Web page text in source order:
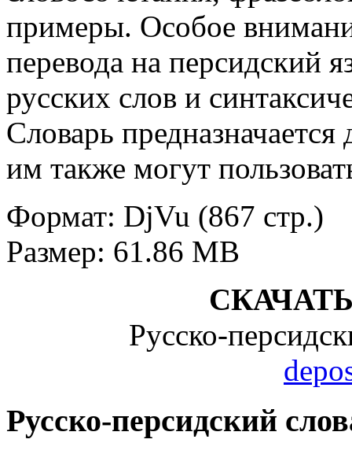
примеры. Особое
перевода на персидский
русских слов и
Словарь
им также могут
Формат: DjVu (867 стр.)
Размер: 61.86 MB
Русско-
Русско-персидский